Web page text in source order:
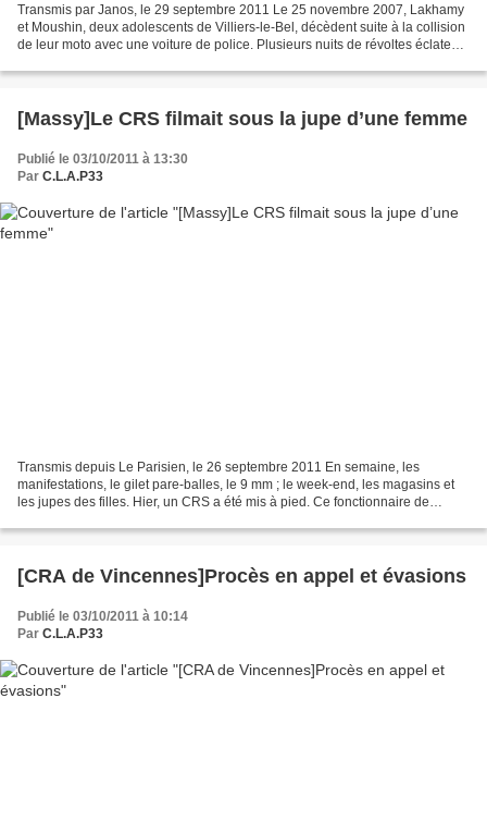
Transmis par Janos, le 29 septembre 2011 Le 25 novembre 2007, Lakhamy
et Moushin, deux adolescents de Villiers-le-Bel, décèdent suite à la collision
de leur moto avec une voiture de police. Plusieurs nuits de révoltes éclatent,
[Massy]Le CRS filmait sous la jupe d’une femme
Publié le 03/10/2011 à 13:30
Par C.L.A.P33
Transmis depuis Le Parisien, le 26 septembre 2011 En semaine, les
manifestations, le gilet pare-balles, le 9 mm ; le week-end, les magasins et
les jupes des filles. Hier, un CRS a été mis à pied. Ce fonctionnaire de
[CRA de Vincennes]Procès en appel et évasions
Publié le 03/10/2011 à 10:14
Par C.L.A.P33